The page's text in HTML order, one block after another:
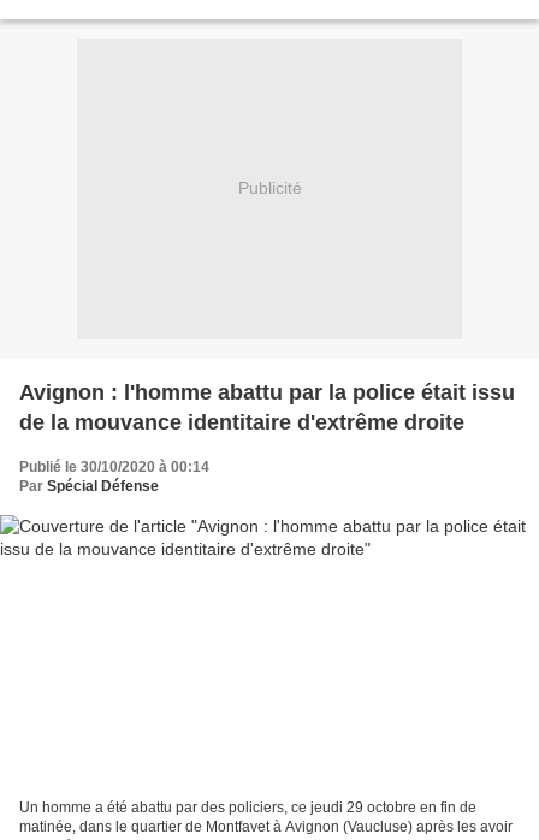
Publicité
Avignon : l'homme abattu par la police était issu
de la mouvance identitaire d'extrême droite
Publié le 30/10/2020 à 00:14
Par Spécial Défense
Un homme a été abattu par des policiers, ce jeudi 29 octobre en fin de
matinée, dans le quartier de Montfavet à Avignon (Vaucluse) après les avoir